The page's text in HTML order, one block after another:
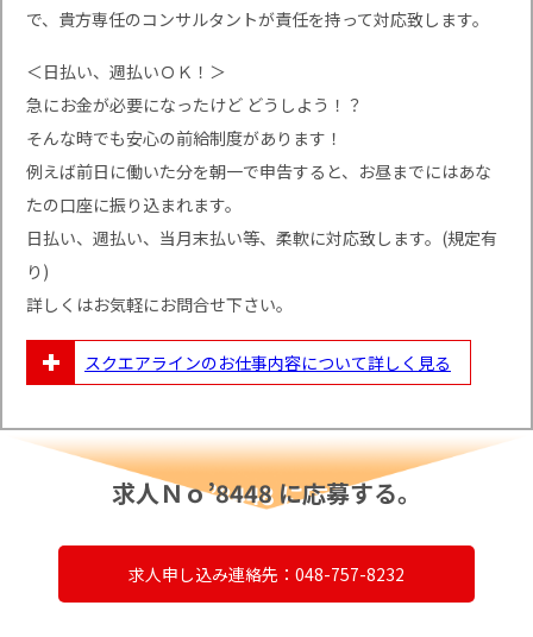
で、貴方専任のコンサルタントが責任を持って対応致します。
＜日払い、週払いＯＫ！＞
急にお金が必要になったけど どうしよう！？
そんな時でも安心の前給制度があります！
例えば前日に働いた分を朝一で申告すると、お昼までにはあな
たの口座に振り込まれます。
日払い、週払い、当月末払い等、柔軟に対応致します。(規定有
り)
詳しくはお気軽にお問合せ下さい。
スクエアラインのお仕事内容について詳しく見る
求人Ｎｏ’8448 に応募する。
求人申し込み連絡先：048-757-8232